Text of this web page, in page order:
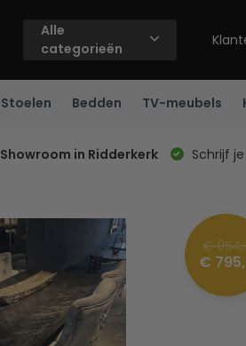
Alle
categorieën
Stoelen Bedden TV-meubels
Showroom in Ridderkerk Schrijf
€
€